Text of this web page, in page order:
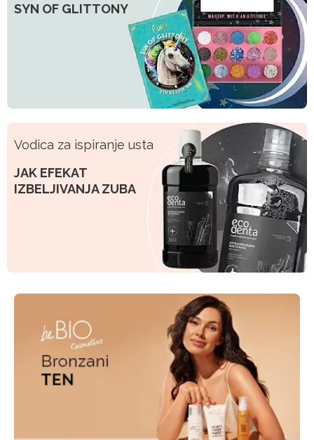
SYN OF GLITTONY
Vodica za ispiranje usta
JAK EFEKAT
IZBELJIVANJA ZUBA